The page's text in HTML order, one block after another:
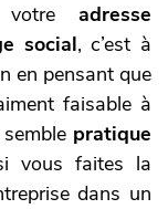
votre adresse
social, c’est à
en pensant que
faisable à
pratique
vous faites la
dans un